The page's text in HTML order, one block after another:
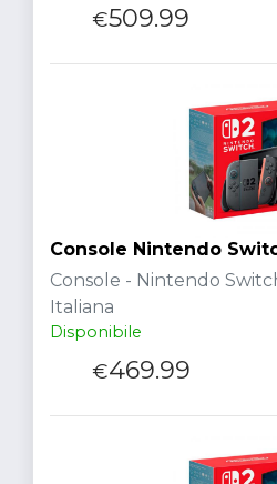
€509.99
Console Nintendo
Console - Nintendo
Italiana
Disponibile
€469.99